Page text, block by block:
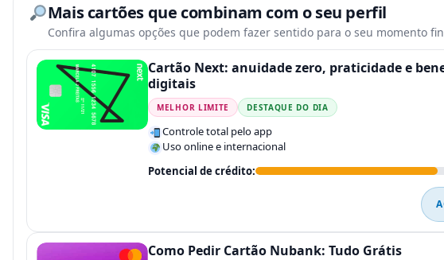
Mais cartões que combinam com o seu perfil
Confira algumas opções que podem fazer sentido para o seu momento
Cartão Next: anuidade zero, praticidade e
digitais
MELHOR LIMITE DESTAQUE DO DIA
Controle total pelo app
Uso online e internacional
Potencial de crédito:
Como Pedir Cartão Nubank: Tudo Grátis